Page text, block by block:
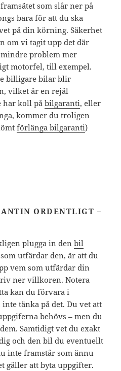
som slår ner på
bara för att du ska
på din körning. Säkerhet
om vi tagit upp det där
problem mer
motorfel, till exempel.
billigare bilar blir
vilket är en rejäl
har koll påbilgaranti, eller
kommer du troligen
förlänga bilgaranti)
ORDENTLIGT –
plugga in denbil
utfärdar den, är att du
vem som utfärdar din
ner villkoren. Notera
kan du förvara i
tänka på det. Du vet att
behövs – men du
Samtidigt vet du exakt
och den bil du eventuellt
inte framstår som ännu
gäller att byta uppgifter.